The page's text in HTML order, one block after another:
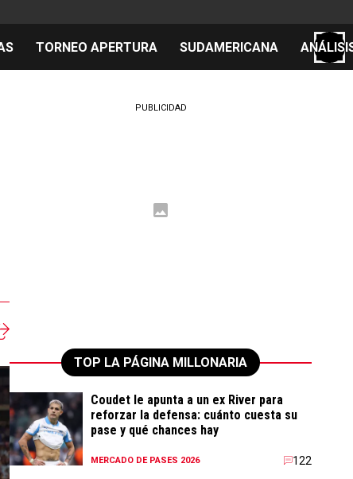
2026
TORNEO APERTURA SUDAMERICANA
PUBLICIDAD
TOP LA PÁGINA MILLONARIA
Coudet le apunta a un ex River para
reforzar la defensa: cuánto cuesta su
pase y qué chances hay
MERCADO DE PASES 2026 122